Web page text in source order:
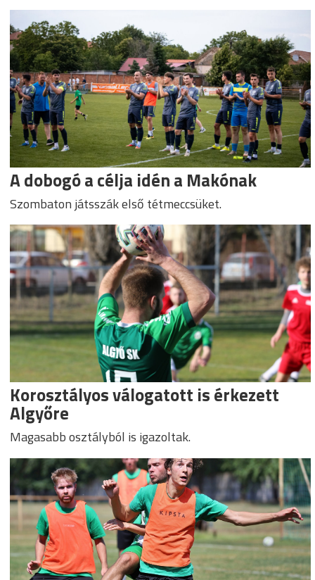
A dobogó a célja idén a Makónak
Szombaton játsszák első tétmeccsüket.
Korosztályos válogatott is érkezett
Algyőre
Magasabb osztályból is igazoltak.